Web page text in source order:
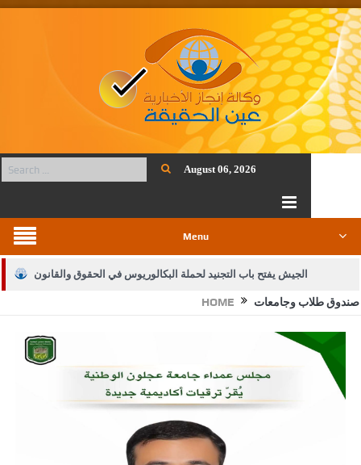
August 06, 2026
Menu
الجيش يفتح باب التجنيد لحملة البكالوريوس في الحقوق والقانون
بيان اجتماع عمّان:دعم الوصاية الهاشمية التاريخية على المقدسات
الأمن يتلف 16 مليون حبة كبتاجون و1480 كغم مواد مخدرة
النواب يقر مشروع تعديل قانون الملكية العقارية
القاضي يلتقي رؤساء تحرير الصحف اليومية ويؤكد حرص مجلس النواب
على شراكة فاعلة مع الإعلام
HOME صندوق طلاب وجامعات